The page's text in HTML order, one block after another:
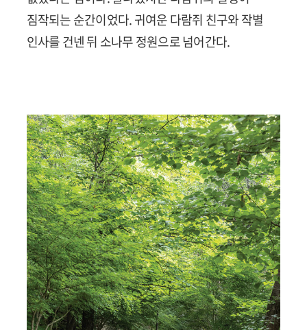
짐작되는 순간이었다. 귀여운 다람쥐 친구와 작별
인사를 건넨 뒤 소나무 정원으로 넘어간다.